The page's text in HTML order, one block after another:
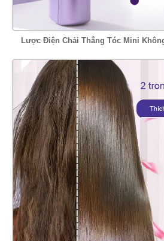
Lược Điện Chải Thẳng Tóc Mini